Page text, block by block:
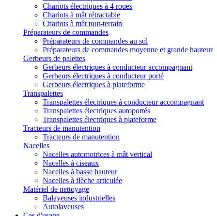
Chariots électriques à 4 roues
Chariots à mât rétractable
Chariots à mât tout-terrain
Préparateurs de commandes
Préparateurs de commandes au sol
Préparateurs de commandes moyenne et grande hauteur
Gerbeurs de palettes
Gerbeurs électriques à conducteur accompagnant
Gerbeurs électriques à conducteur porté
Gerbeurs électriques à plateforme
Transpalettes
Transpalettes électriques à conducteur accompagnant
Transpalettes électriques autoportés
Transpalettes électriques à plateforme
Tracteurs de manutention
Tracteurs de manutention
Nacelles
Nacelles automotrices à mât vertical
Nacelles à ciseaux
Nacelles à basse hauteur
Nacelles à flèche articulée
Matériel de nettoyage
Balayeuses industrielles
Autolaveuses